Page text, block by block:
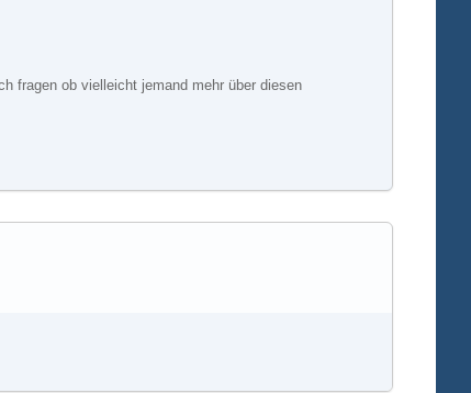
fragen ob vielleicht jemand mehr über diesen